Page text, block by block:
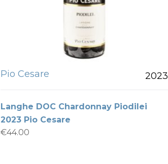
Pio Cesare 2023
Langhe DOC Chardonnay Piodilei
2023 Pio Cesare
€44.00